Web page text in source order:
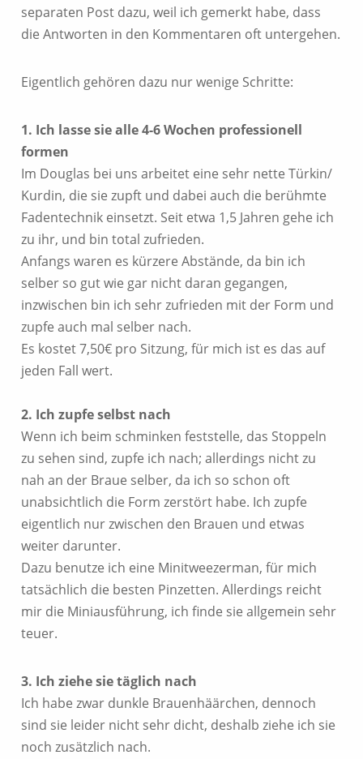
separaten Post dazu, weil ich gemerkt habe, dass
die Antworten in den Kommentaren oft untergehen.
Eigentlich gehören dazu nur wenige Schritte:
1. Ich lasse sie alle 4-6 Wochen professionell
formen
Im Douglas bei uns arbeitet eine sehr nette Türkin/
Kurdin, die sie zupft und dabei auch die berühmte
Fadentechnik einsetzt. Seit etwa 1,5 Jahren gehe ich
zu ihr, und bin total zufrieden.
Anfangs waren es kürzere Abstände, da bin ich
selber so gut wie gar nicht daran gegangen,
inzwischen bin ich sehr zufrieden mit der Form und
zupfe auch mal selber nach.
Es kostet 7,50€ pro Sitzung, für mich ist es das auf
jeden Fall wert.
2. Ich zupfe selbst nach
Wenn ich beim schminken feststelle, das Stoppeln
zu sehen sind, zupfe ich nach; allerdings nicht zu
nah an der Braue selber, da ich so schon oft
unabsichtlich die Form zerstört habe. Ich zupfe
eigentlich nur zwischen den Brauen und etwas
weiter darunter.
Dazu benutze ich eine Minitweezerman, für mich
tatsächlich die besten Pinzetten. Allerdings reicht
mir die Miniausführung, ich finde sie allgemein sehr
teuer.
3. Ich ziehe sie täglich nach
Ich habe zwar dunkle Brauenhäärchen, dennoch
sind sie leider nicht sehr dicht, deshalb ziehe ich sie
noch zusätzlich nach.